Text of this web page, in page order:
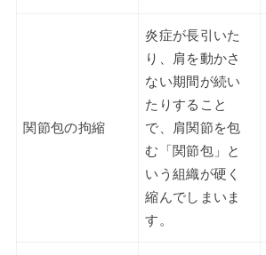
関節包の拘縮
炎症が長引いた
り、肩を動かさ
ない期間が続い
たりすること
で、肩関節を包
む「関節包」と
いう組織が硬く
縮んでしまいま
す。